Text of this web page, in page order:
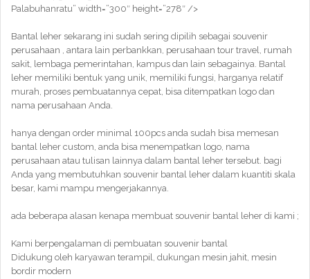
Palabuhanratu” width=”300″ height=”278″ />
Bantal leher sekarang ini sudah sering dipilih sebagai souvenir
perusahaan , antara lain perbankkan, perusahaan tour travel, rumah
sakit, lembaga pemerintahan, kampus dan lain sebagainya. Bantal
leher memiliki bentuk yang unik, memiliki fungsi, harganya relatif
murah, proses pembuatannya cepat, bisa ditempatkan logo dan
nama perusahaan Anda.
hanya dengan order minimal 100pcs anda sudah bisa memesan
bantal leher custom, anda bisa menempatkan logo, nama
perusahaan atau tulisan lainnya dalam bantal leher tersebut. bagi
Anda yang membutuhkan souvenir bantal leher dalam kuantiti skala
besar, kami mampu mengerjakannya.
ada beberapa alasan kenapa membuat souvenir bantal leher di kami ;
Kami berpengalaman di pembuatan souvenir bantal
Didukung oleh karyawan terampil, dukungan mesin jahit, mesin
bordir modern